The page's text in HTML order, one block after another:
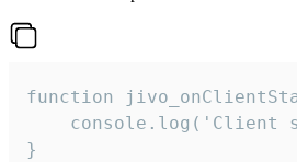
function
console.log('Client
}